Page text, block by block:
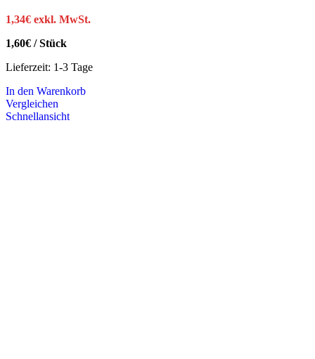
1,34€ exkl. MwSt.
1,60€ /Stück
Lieferzeit: 1-3 Tage
In den Warenkorb
Vergleichen
Schnellansicht